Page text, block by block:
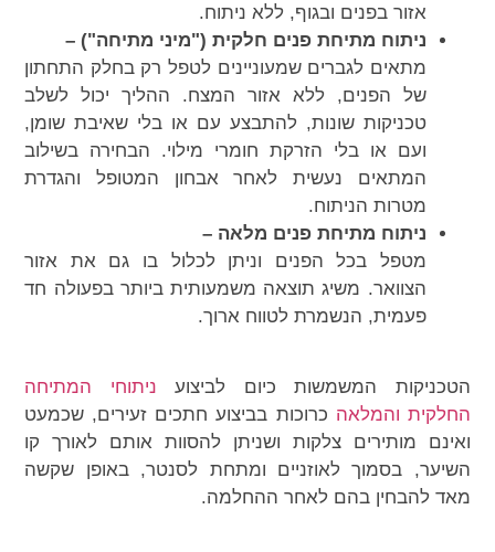
אזור בפנים ובגוף, ללא ניתוח.
ניתוח מתיחת פנים חלקית ("מיני מתיחה") –
מתאים לגברים שמעוניינים לטפל רק בחלק התחתון
של הפנים, ללא אזור המצח. ההליך יכול לשלב
טכניקות שונות, להתבצע עם או בלי שאיבת שומן,
ועם או בלי הזרקת חומרי מילוי. הבחירה בשילוב
המתאים נעשית לאחר אבחון המטופל והגדרת
מטרות הניתוח.
ניתוח מתיחת פנים מלאה –
מטפל בכל הפנים וניתן לכלול בו גם את אזור
הצוואר. משיג תוצאה משמעותית ביותר בפעולה חד
פעמית, הנשמרת לטווח ארוך.
הטכניקות המשמשות כיום לביצוע ניתוחי המתיחה
החלקית והמלאה כרוכות בביצוע חתכים זעירים, שכמעט
ואינם מותירים צלקות ושניתן להסוות אותם לאורך קו
השיער, בסמוך לאוזניים ומתחת לסנטר, באופן שקשה
מאד להבחין בהם לאחר ההחלמה.